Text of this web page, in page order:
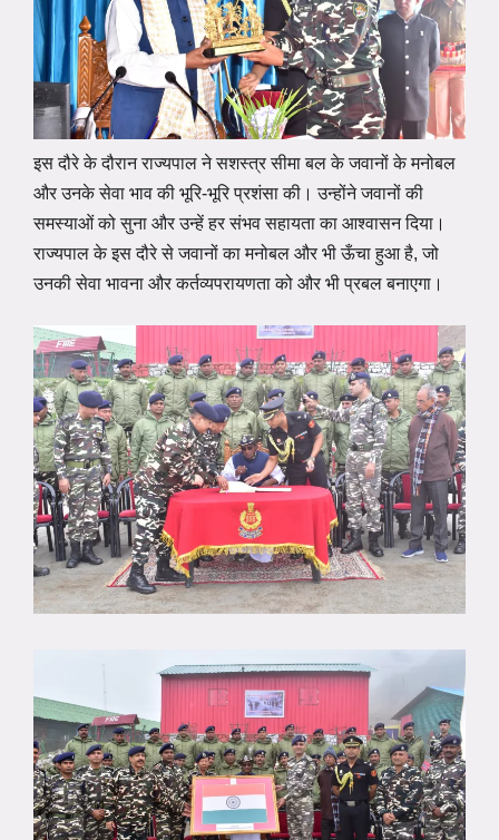
इस दौरे के दौरान राज्यपाल ने सशस्त्र सीमा बल के जवानों के मनोबल
और उनके सेवा भाव की भूरि-भूरि प्रशंसा की। उन्होंने जवानों की
समस्याओं को सुना और उन्हें हर संभव सहायता का आश्वासन दिया।
राज्यपाल के इस दौरे से जवानों का मनोबल और भी ऊँचा हुआ है, जो
उनकी सेवा भावना और कर्तव्यपरायणता को और भी प्रबल बनाएगा।